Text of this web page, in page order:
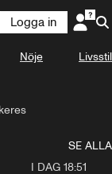
Logga in
Nöje Livsstil
SE ALLA
I DAG 18:51